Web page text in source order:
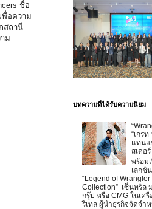
ชื่อ
พื่อความ
สถานี
ม
บทความที่ได้รับความนิยม
“เกร
แท่นแ
สเดอร์
พร้อม
เลกชั
“Legend of Wrangler
Collection” เซ็นทรัล
กรุ๊ป หรือ CMG ในเครื
รีเทล ผู้นำธุรกิจจัดจำห